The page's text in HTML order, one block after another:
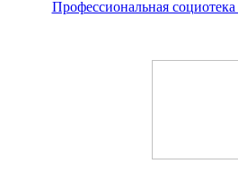
Профессиональная